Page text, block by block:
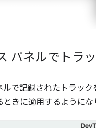
パネルでトラ
ルで記録されたトラック
きに適用するようにな